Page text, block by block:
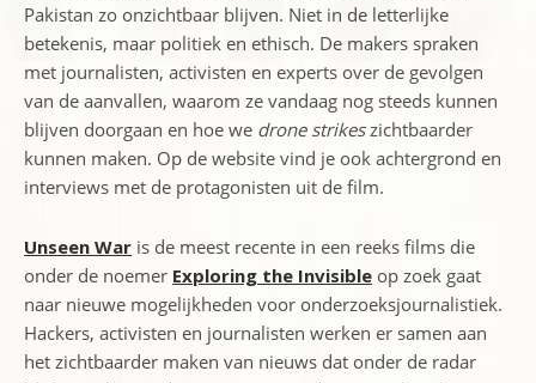
Pakistan zo onzichtbaar blijven. Niet in de letterlijke
betekenis, maar politiek en ethisch. De makers spraken
met journalisten, activisten en experts over de gevolgen
van de aanvallen, waarom ze vandaag nog steeds kunnen
blijven doorgaan en hoe we drone strikeszichtbaarder
kunnen maken. Op de website vind je ook achtergrond en
interviews met de protagonisten uit de film.
Unseen War is de meest recente in een reeks films die
onder de noemer Exploring the Invisible op zoek gaat
naar nieuwe mogelijkheden voor onderzoeksjournalistiek.
Hackers, activisten en journalisten werken er samen aan
het zichtbaarder maken van nieuws dat onder de radar